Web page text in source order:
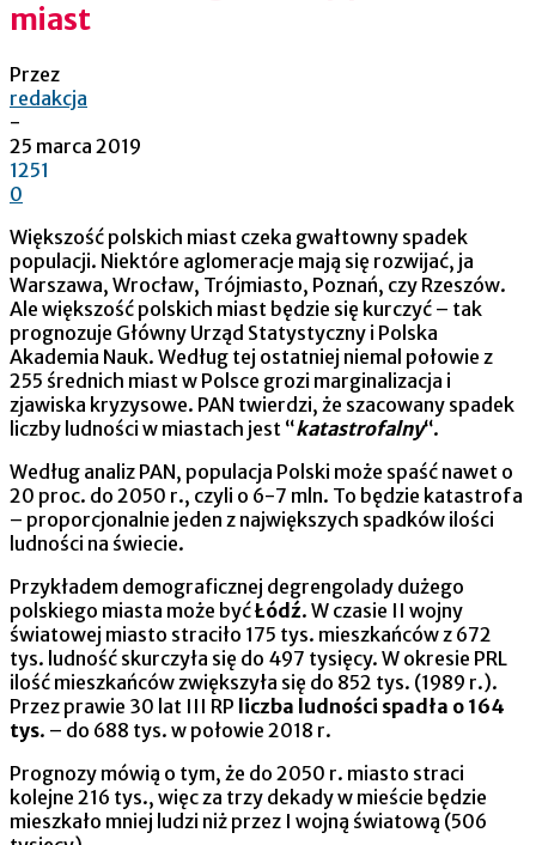
miast
Przez
redakcja
-
25 marca 2019
1251
0
Większość polskich miast czeka gwałtowny spadek
populacji. Niektóre aglomeracje mają się rozwijać, ja
Warszawa, Wrocław, Trójmiasto, Poznań, czy Rzeszów.
Ale większość polskich miast będzie się kurczyć – tak
prognozuje Główny Urząd Statystyczny i Polska
Akademia Nauk. Według tej ostatniej niemal połowie z
255 średnich miast w Polsce grozi marginalizacja i
zjawiska kryzysowe. PAN twierdzi, że szacowany spadek
liczby ludności w miastach jest “katastrofalny“.
Według analiz PAN, populacja Polski może spaść nawet o
20 proc. do 2050 r., czyli o 6-7 mln. To będzie katastrofa
– proporcjonalnie jeden z największych spadków ilości
ludności na świecie.
Przykładem demograficznej degrengolady dużego
polskiego miasta może byćŁódź. W czasie II wojny
światowej miasto straciło 175 tys. mieszkańców z 672
tys. ludność skurczyła się do 497 tysięcy. W okresie PRL
ilość mieszkańców zwiększyła się do 852 tys. (1989 r.).
Przez prawie 30 lat III RP liczba ludności spadła o 164
tys. – do 688 tys. w połowie 2018 r.
Prognozy mówią o tym, że do 2050 r. miasto straci
kolejne 216 tys., więc za trzy dekady w mieście będzie
mieszkało mniej ludzi niż przez I wojną światową (506